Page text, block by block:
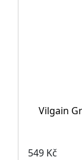
Vilgain
549 Kč